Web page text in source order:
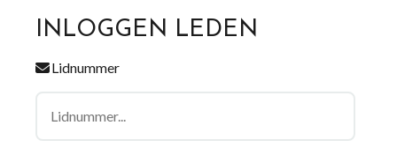
INLOGGEN LEDEN
Lidnummer